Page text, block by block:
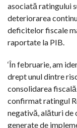
asociată ratingului
deteriorarea
deficitelor fiscale
raportate la PIB.
‘În februarie, am
drept unul dintre
consolidarea
confirmat ratingul
negativă, alături de
generate de